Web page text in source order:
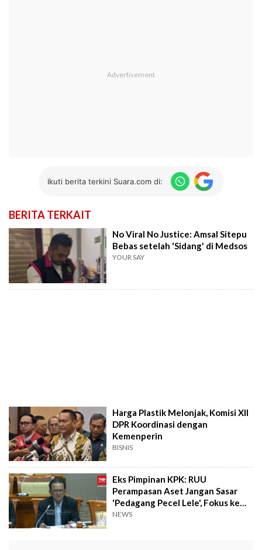
Ikuti berita terkini Suara.com di:
BERITA TERKAIT
No Viral No Justice: Amsal Sitepu
Bebas setelah 'Sidang' di Medsos
YOUR SAY
Harga Plastik Melonjak, Komisi XII
DPR Koordinasi dengan
Kemenperin
BISNIS
Eks Pimpinan KPK: RUU
Perampasan Aset Jangan Sasar
'Pedagang Pecel Lele', Fokus ke
Pejabat Korupsi
NEWS